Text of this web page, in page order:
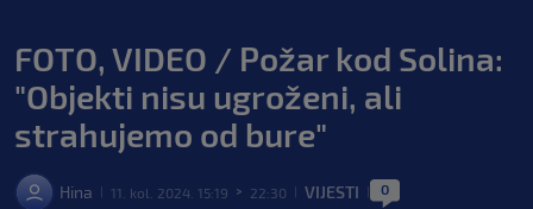
FOTO, VIDEO / Požar kod Solina:
"Objekti nisu ugroženi, ali
strahujemo od bure"
Hina 11. kol. 2024. 15:19 > 22:30 VIJESTI 0